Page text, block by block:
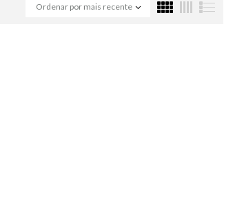
Ordenar por mais recente